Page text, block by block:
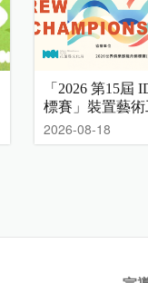
「2026 第15屆
標賽」裝置藝
2026-08-18